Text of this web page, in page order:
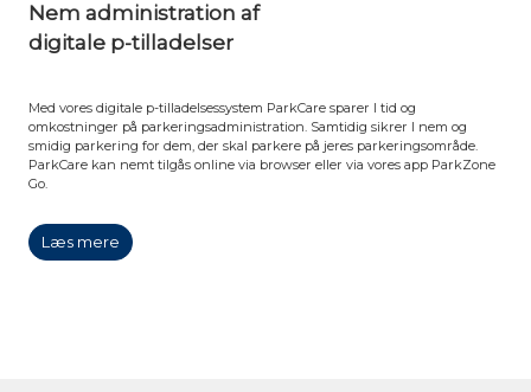
Nem administration af
digitale p-tilladelser
Med vores digitale p-tilladelsessystem ParkCare sparer I tid og
omkostninger på parkeringsadministration. Samtidig sikrer I nem og
smidig parkering for dem, der skal parkere på jeres parkeringsområde.
ParkCare kan nemt tilgås online via browser eller via vores app ParkZone
Go.
Læs mere